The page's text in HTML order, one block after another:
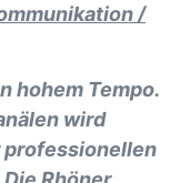
/
hohem Tempo.
wird
professionellen